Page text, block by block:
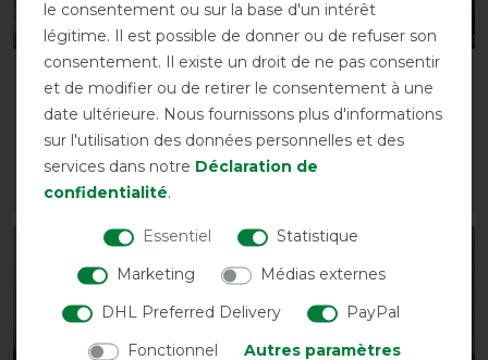
12 Turnout Hood 150g
LISTE DE SOUHAITS
Horseware Amigo Bravo
12 Turnout Hood 150g
avant 69,95 €
le consentement ou sur la base d'un intérêt
légitime. Il est possible de donner ou de refuser son
consentement. Il existe un droit de ne pas consentir
et de modifier ou de retirer le consentement à une
date ultérieure. Nous fournissons plus d'informations
sur l'utilisation des données personnelles et des
services dans notre Déclaration de
confidentialité.
Essentiel
Statistique
Marketing
Médias externes
DHL Preferred Delivery
PayPal
Fonctionnel
Autres paramètres